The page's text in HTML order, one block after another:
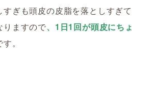
すぎも頭皮の皮脂を落としすぎて
りますので、1日1回が頭皮にちょ
。